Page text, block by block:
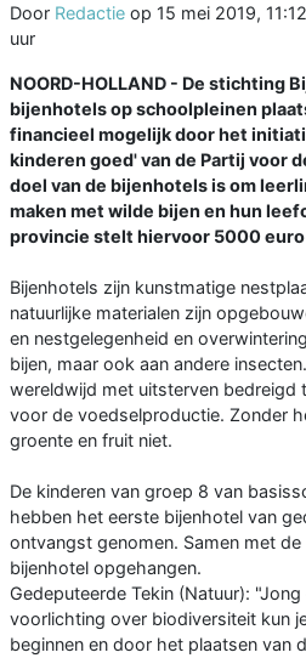
Door Redactie op 15 mei 2019, 11:12
uur
NOORD-HOLLAND - De stichting
bijenhotels op schoolpleinen
financieel mogelijk door het
kinderen goed' van de Partij voor
doel van de bijenhotels is om
maken met wilde bijen en hun
provincie stelt hiervoor 5000 euro
Bijenhotels zijn kunstmatige
natuurlijke materialen zijn
en nestgelegenheid en
bijen, maar ook aan andere
wereldwijd met uitsterven bedreigd
voor de voedselproductie. Zonder
groente en fruit niet.
De kinderen van groep 8 van
hebben het eerste bijenhotel van
ontvangst genomen. Samen met
bijenhotel opgehangen.
Gedeputeerde Tekin (Natuur):
voorlichting over biodiversiteit kun
beginnen en door het plaatsen van